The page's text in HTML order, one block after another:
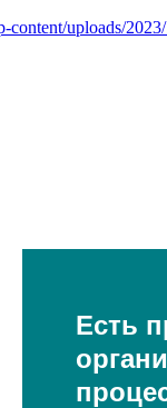
uploads/
Есть